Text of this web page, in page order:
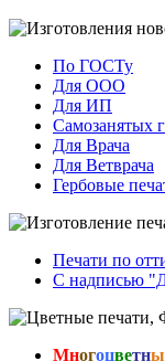
По ГОСТу
Для ООО
Для ИП
Самозанятых
Для Врача
Для Ветврача
Гербовые
Печати по
С надписью
Многоцветн